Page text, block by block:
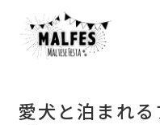
愛犬と泊まれ